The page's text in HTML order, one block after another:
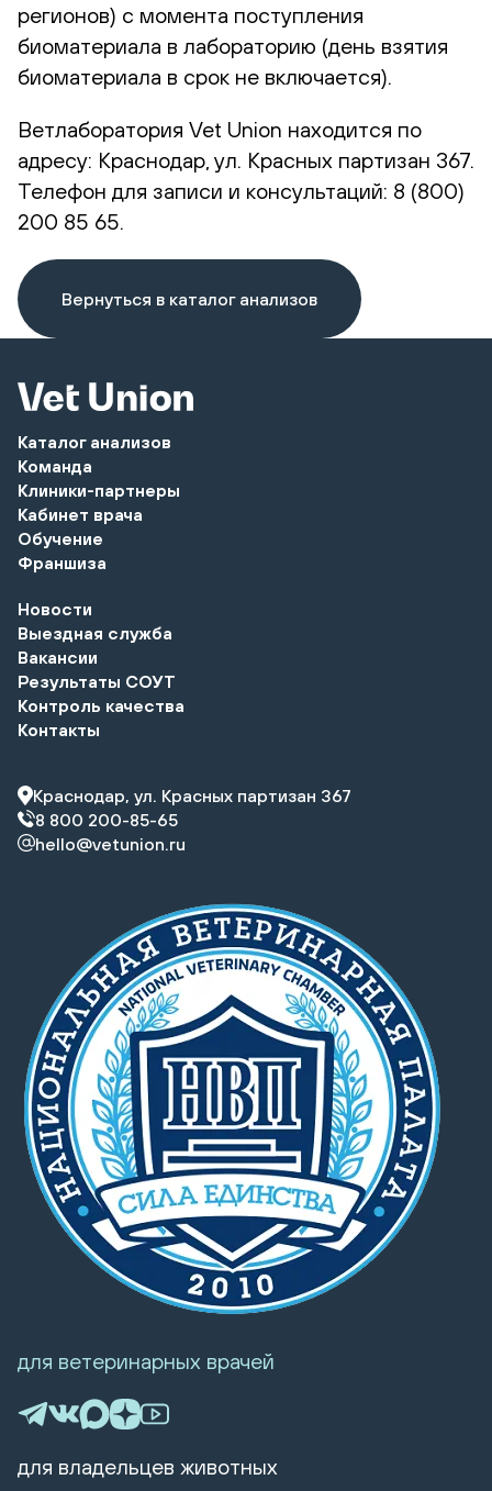
регионов) с момента поступления
биоматериала в лабораторию (день взятия
биоматериала в срок не включается).
Ветлаборатория Vet Union находится по
адресу: Краснодар, ул. Красных партизан 367.
Телефон для записи и консультаций: 8 (800)
200 85 65.
Вернуться в каталог анализов
Каталог анализов
Команда
Клиники-партнеры
Кабинет врача
Обучение
Франшиза
Новости
Выездная служба
Вакансии
Результаты СОУТ
Контроль качества
Контакты
Краснодар, ул. Красных партизан 367
8 800 200-85-65
hello@vetunion.ru
для ветеринарных врачей
для владельцев животных